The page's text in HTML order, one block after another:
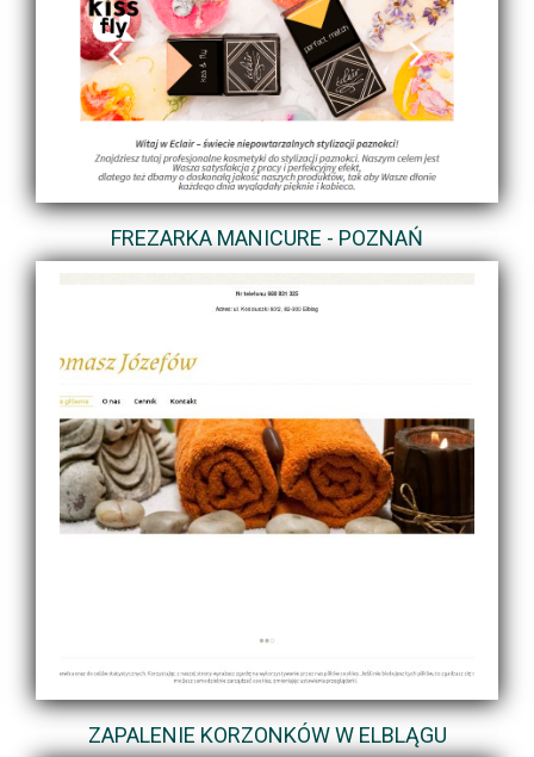
FREZARKA MANICURE - POZNAŃ
ZAPALENIE KORZONKÓW W ELBLĄGU